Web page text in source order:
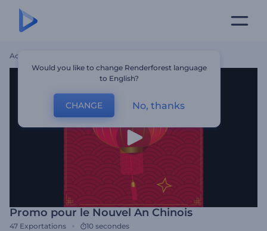
Accueil
Promo pour le Nouvel An Chinois
47 Exportations 10 secondes
Would you like to change Renderforest language
to English?
CHANGE No, thanks